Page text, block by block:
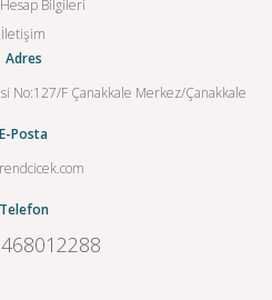
Bilgileri
İletişim
Adres
No:127/F Çanakkale Merkez/Çanakkale
E-Posta
Telefon